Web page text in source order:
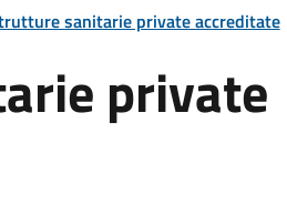
sanitarie private accreditate
private